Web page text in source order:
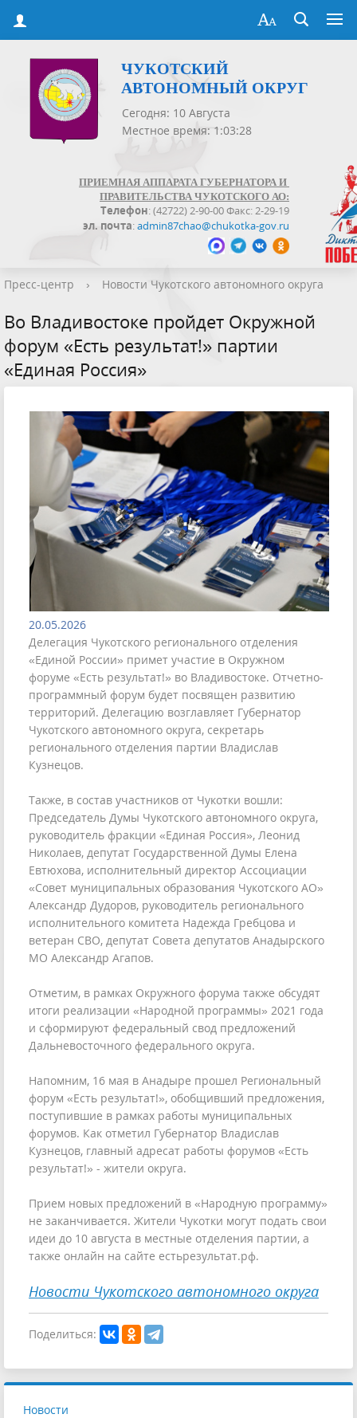
ЧУКОТСКИЙ
АВТОНОМНЫЙ ОКРУГ
Сегодня: 10 Августа
Местное время: 1:03:28
ПРИЕМНАЯ АППАРАТА ГУБЕРНАТОРА И
ПРАВИТЕЛЬСТВА ЧУКОТСКОГО АО:
Телефон: (42722) 2-90-00 Факс: 2-29-19
эл. почта:admin87chao@chukotka-gov.ru
Пресс-центр › Новости Чукотского автономного округа
Во Владивостоке пройдет Окружной
форум «Есть результат!» партии
«Единая Россия»
20.05.2026
Делегация Чукотского регионального отделения
«Единой России» примет участие в Окружном
форуме «Есть результат!» во Владивостоке. Отчетно-
программный форум будет посвящен развитию
территорий. Делегацию возглавляет Губернатор
Чукотского автономного округа, секретарь
регионального отделения партии Владислав
Кузнецов.
Также, в состав участников от Чукотки вошли:
Председатель Думы Чукотского автономного округа,
руководитель фракции «Единая Россия», Леонид
Николаев, депутат Государственной Думы Елена
Евтюхова, исполнительный директор Ассоциации
«Совет муниципальных образования Чукотского АО»
Александр Дудоров, руководитель регионального
исполнительного комитета Надежда Гребцова и
ветеран СВО, депутат Совета депутатов Анадырского
МО Александр Агапов.
Отметим, в рамках Окружного форума также обсудят
итоги реализации «Народной программы» 2021 года
и сформируют федеральный свод предложений
Дальневосточного федерального округа.
Напомним, 16 мая в Анадыре прошел Региональный
форум «Есть результат!», обобщивший предложения,
поступившие в рамках работы муниципальных
форумов. Как отметил Губернатор Владислав
Кузнецов, главный адресат работы форумов «Есть
результат!» - жители округа.
Прием новых предложений в «Народную программу»
не заканчивается. Жители Чукотки могут подать свои
идеи до 10 августа в местные отделения партии, а
также онлайн на сайте естьрезультат.рф.
Новости Чукотского автономного округа
Поделиться:
Новости